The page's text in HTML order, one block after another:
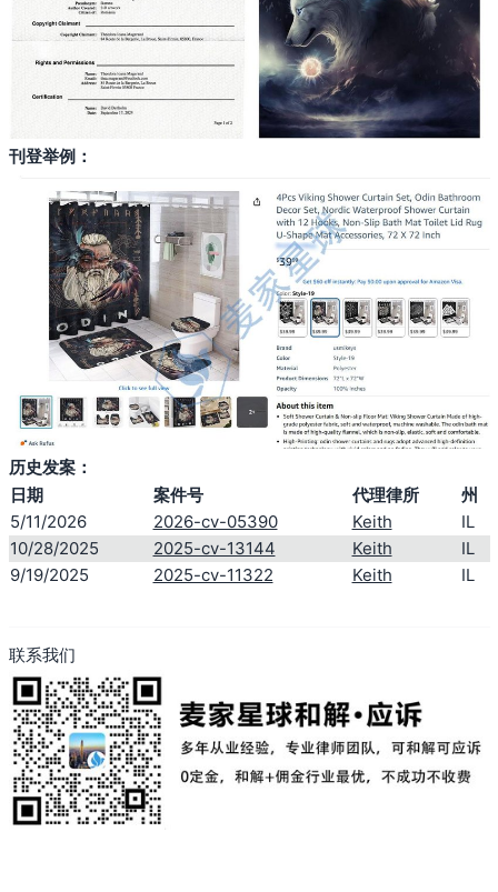
刊登举例：
历史发案：
日期
案件号 代理律所
州
5/11/2026
2026-cv-05390 Keith
IL
10/28/2025
2025-cv-13144 Keith
IL
9/19/2025
2025-cv-11322 Keith IL
联系我们